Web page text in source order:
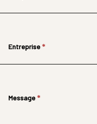
Entreprise *
Message *